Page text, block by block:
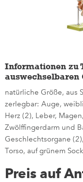
Informationen zu
auswechselbaren
natürliche Größe, aus
zerlegbar: Auge,
Herz (2), Leber,
Zwölffingerdarm und
Geschlechtsorgane
Torso, auf grünem
Preis auf